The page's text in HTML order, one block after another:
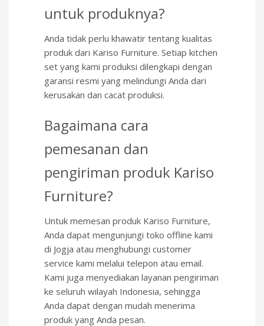
untuk produknya?
Anda tidak perlu khawatir tentang kualitas
produk dari Kariso Furniture. Setiap kitchen
set yang kami produksi dilengkapi dengan
garansi resmi yang melindungi Anda dari
kerusakan dan cacat produksi.
Bagaimana cara
pemesanan dan
pengiriman produk Kariso
Furniture?
Untuk memesan produk Kariso Furniture,
Anda dapat mengunjungi toko offline kami
di Jogja atau menghubungi customer
service kami melalui telepon atau email.
Kami juga menyediakan layanan pengiriman
ke seluruh wilayah Indonesia, sehingga
Anda dapat dengan mudah menerima
produk yang Anda pesan.